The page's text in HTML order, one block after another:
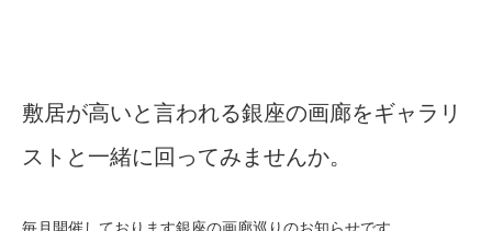
About
Blog ブログ
敷居が高いと言われる銀座の画廊をギャラリ
ストと一緒に回ってみませんか。